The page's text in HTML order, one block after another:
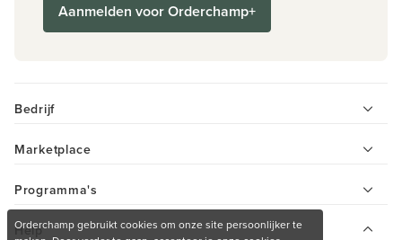
Aanmelden voor Orderchamp+
Bedrijf
Marketplace
Programma's
Help
Orderchamp gebruikt cookies om onze site persoonlijker te